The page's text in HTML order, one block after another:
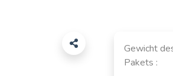
Gewicht
Pakets :